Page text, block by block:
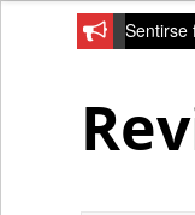
Sentirse